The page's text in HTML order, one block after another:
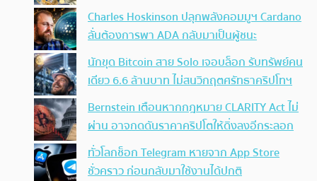
Charles Hoskinson ปลุกพลังคอมมูฯ Cardano
ลั่นต้องการพา ADA กลับมาเป็นผู้ชนะ
นักขุด Bitcoin สาย Solo เจอบล็อก รับทรัพย์คน
เดียว 6.6 ล้านบาท ไม่สนวิกฤตศรัทธาคริปโทฯ
Bernstein เตือนหากกฎหมาย CLARITY Act ไม่
ผ่าน อาจกดดันราคาคริปโตให้ดิ่งลงอีกระลอก
ทั่วโลกช็อก Telegram หายจาก App Store
ชั่วคราว ก่อนกลับมาใช้งานได้ปกติ